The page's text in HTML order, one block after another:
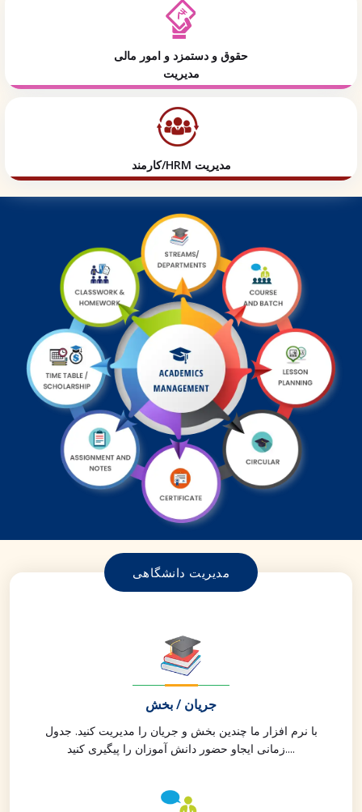
حقوق و دستمزد و امور مالی
مدیریت
کارمند/HRM مدیریت
مدیریت دانشگاهی
جریان / بخش
با نرم افزار ما چندین بخش و جریان را مدیریت کنید. جدول
زمانی ایجاو حضور دانش آموزان را پیگیری کنید....